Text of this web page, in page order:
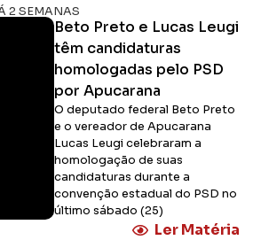
2 SEMANAS
Beto Preto e Lucas Leugi
têm candidaturas
homologadas pelo PSD
por Apucarana
O deputado federal Beto Preto
e o vereador de Apucarana
Lucas Leugi celebraram a
homologação de suas
candidaturas durante a
convenção estadual do PSD no
último sábado (25)
Ler Matéria